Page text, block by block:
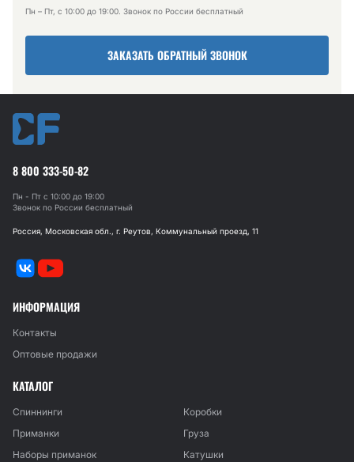
Пн – Пт, с 10:00 до 19:00. Звонок по России бесплатный
ЗАКАЗАТЬ ОБРАТНЫЙ ЗВОНОК
8 800 333-50-82
Пн - Пт с 10:00 до 19:00
Звонок по России бесплатный
Россия, Московская обл., г. Реутов, Коммунальный проезд, 11
ИНФОРМАЦИЯ
Контакты
Оптовые продажи
КАТАЛОГ
Спиннинги
Коробки
Приманки
Груза
Наборы приманок
Катушки